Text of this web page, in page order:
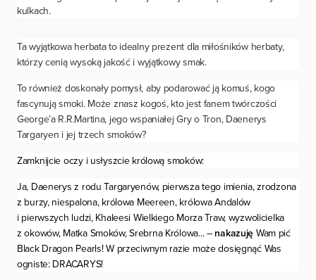
kulkach.
Ta wyjątkowa herbata to idealny prezent dla miłośników herbaty,
którzy cenią wysoką jakość i wyjątkowy smak.
To również doskonały pomysł, aby podarować ją komuś, kogo
fascynują smoki. Może znasz kogoś, kto jest fanem twórczości
George’a R.R.Martina, jego wspaniałej Gry o Tron, Daenerys
Targaryen i jej trzech smoków?
Zamknijcie oczy i usłyszcie królową smoków:
Ja, Daenerys z rodu Targaryenów, pierwsza tego imienia, zrodzona
z burzy, niespalona, królowa Meereen, królowa Andalów
i pierwszych ludzi, Khaleesi Wielkiego Morza Traw, wyzwolicielka
z okowów, Matka Smoków, Srebrna Królowa... – nakazuję Wam pić
Black Dragon Pearls! W przeciwnym razie może dosięgnąć Was
ogniste: DRACARYS!